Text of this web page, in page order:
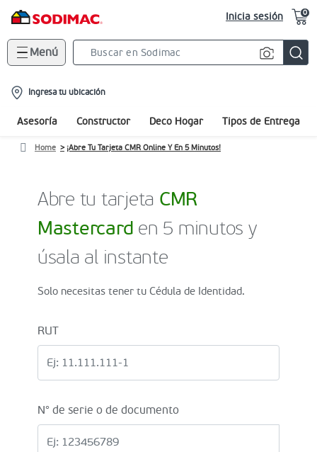
Inicia sesión 0
Menú
location-
icon
Ingresa tu ubicación
Asesoría Constructor Deco Hogar Tipos de Entrega
Home ¡Abre Tu Tarjeta CMR Online Y En 5 Minutos!
Abre tu tarjeta CMR
Mastercard en 5 minutos y
úsala al instante
Solo necesitas tener tu Cédula de Identidad.
RUT
N° de serie o de documento